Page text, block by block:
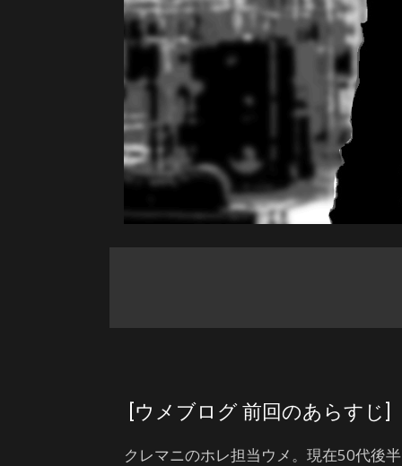
[ウメブログ 前回のあらすじ]
クレマニのホレ担当ウメ。現在50代後